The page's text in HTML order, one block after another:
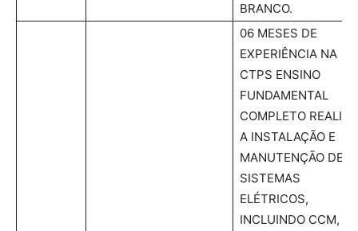
BRANCO.
06 MESES DE
EXPERIÊNCIA NA
CTPS ENSINO
FUNDAMENTAL
COMPLETO
A INSTALAÇÃO E
MANUTENÇÃO DE
SISTEMAS
ELÉTRICOS,
INCLUINDO CCM,